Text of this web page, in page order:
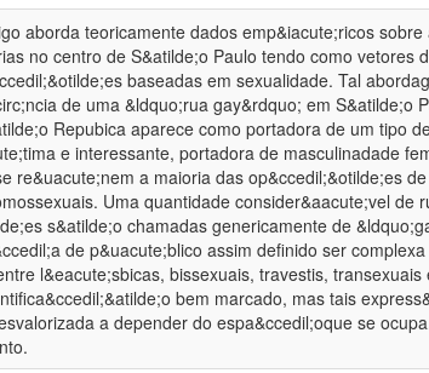
aborda teoricamente dados emp&iacute;ricos
no centro de S&atilde;o Paulo tendo como vetores
baseadas em sexualidade. Tal
de uma &ldquo;rua gay&rdquo; em S&atilde;o
Repubica aparece como portadora de um tipo
e interessante, portadora de masculinadade
re&uacute;nem a maioria das op&ccedil;&otilde;es
Uma quantidade consider&aacute;vel de
s&atilde;o chamadas genericamente de
de p&uacute;blico assim definido ser
l&eacute;sbicas, bissexuais, travestis,
bem marcado, mas tais
a depender do espa&ccedil;oque se